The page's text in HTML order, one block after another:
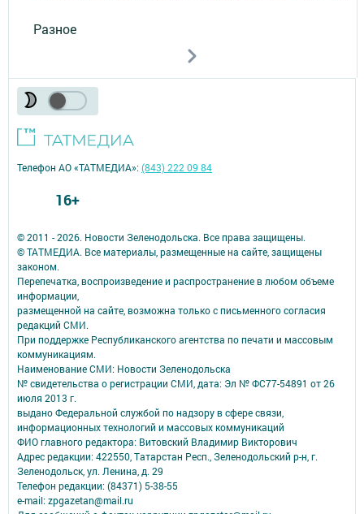
Разное
© 2011 - 2026. Новости Зеленодольска. Все права защищены.
© ТАТМЕДИА. Все материалы, размещенные на сайте, защищены
законом.
Перепечатка, воспроизведение и распространение в любом объеме
информации,
размещенной на сайте, возможна только с письменного согласия
редакций СМИ.
При поддержке Республиканского агентства по печати и массовым
коммуникациям.
Наименование СМИ: Новости Зеленодольска
№ свидетельства о регистрации СМИ, дата: Эл № ФС77-54891 от 26
июля 2013 г.
выдано Федеральной службой по надзору в сфере связи,
информационных технологий и массовых коммуникаций
ФИО главного редактора: Витовский Владимир Викторович
Адрес редакции: 422550, Татарстан Респ., Зеленодольский р-н, г.
Зеленодольск, ул. Ленина, д. 29
Телефон редакции: (84371) 5-38-55
e-mail: zpgazetan@mail.ru
Телефон АО «ТАТМЕДИА»:(843) 222 09 84
16+